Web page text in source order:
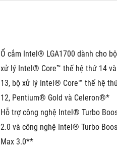
Ổ cắm Intel® LGA1700 dành cho bộ
xử lý Intel® Core™ thế hệ thứ 14 và
13, bộ xử lý Intel® Core™ thế hệ
12, Pentium® Gold và Celeron®*
Hỗ trợ công nghệ Intel® Turbo
2.0 và công nghệ Intel® Turbo
Max 3.0**